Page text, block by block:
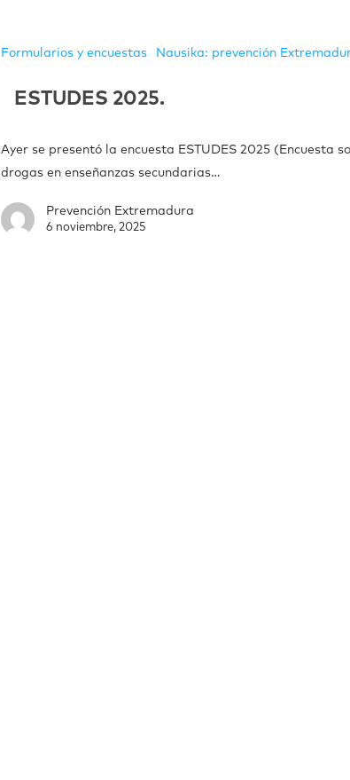
Formularios y encuestas Nausika: prevención
ESTUDES 2025.
Ayer se presentó la encuesta ESTUDES 2025 (Encuesta
drogas en enseñanzas secundarias…
Prevención Extremadura
6 noviembre, 2025